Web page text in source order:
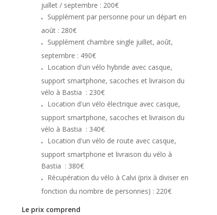
juillet / septembre : 200€
Supplément par personne pour un départ en
août : 280€
Supplément chambre single juillet, août,
septembre : 490€
Location d'un vélo hybride avec casque,
support smartphone, sacoches et livraison du
vélo à Bastia : 230€
Location d'un vélo électrique avec casque,
support smartphone, sacoches et livraison du
vélo à Bastia : 340€
Location d'un vélo de route avec casque,
support smartphone et livraison du vélo à
Bastia : 380€
Récupération du vélo à Calvi (prix à diviser en
fonction du nombre de personnes) : 220€
Le prix comprend